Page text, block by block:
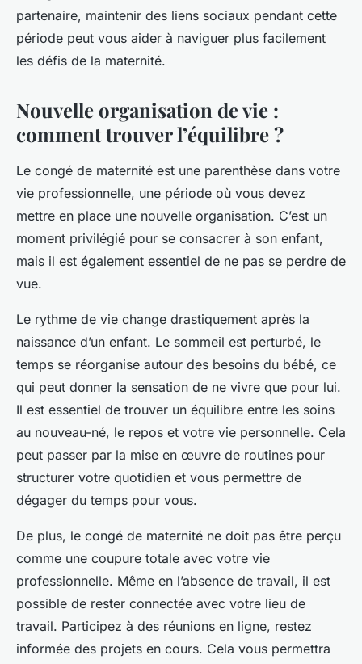
partenaire, maintenir des liens sociaux pendant cette
période peut vous aider à naviguer plus facilement
les défis de la maternité.
Nouvelle organisation de vie :
comment trouver l’équilibre ?
Le congé de maternité est une parenthèse dans votre
vie professionnelle, une période où vous devez
mettre en place une nouvelle organisation. C’est un
moment privilégié pour se consacrer à son enfant,
mais il est également essentiel de ne pas se perdre de
vue.
Le rythme de vie change drastiquement après la
naissance d’un enfant. Le sommeil est perturbé, le
temps se réorganise autour des besoins du bébé, ce
qui peut donner la sensation de ne vivre que pour lui.
Il est essentiel de trouver un équilibre entre les soins
au nouveau-né, le repos et votre vie personnelle. Cela
peut passer par la mise en œuvre de routines pour
structurer votre quotidien et vous permettre de
dégager du temps pour vous.
De plus, le congé de maternité ne doit pas être perçu
comme une coupure totale avec votre vie
professionnelle. Même en l’absence de travail, il est
possible de rester connectée avec votre lieu de
travail. Participez à des réunions en ligne, restez
informée des projets en cours. Cela vous permettra